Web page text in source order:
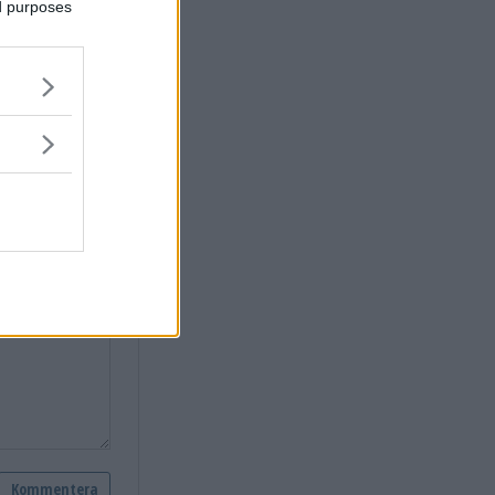
purposes